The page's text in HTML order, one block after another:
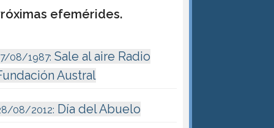
efemérides.
08/1987: Sale al aire Radio
Austral
08/2012: Día del Abuelo